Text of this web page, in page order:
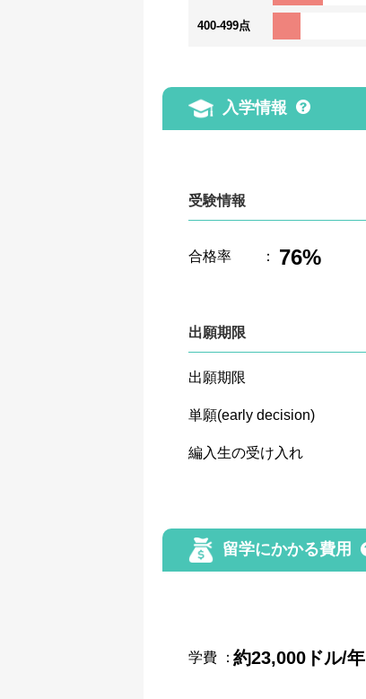
400-499点
入学情報
受験情報
合格率 ： 76%
出願期限
出願期限
単願(early decision)
編入生の受け入れ
留学にかかる費用
学費 ：約23,000ドル/年